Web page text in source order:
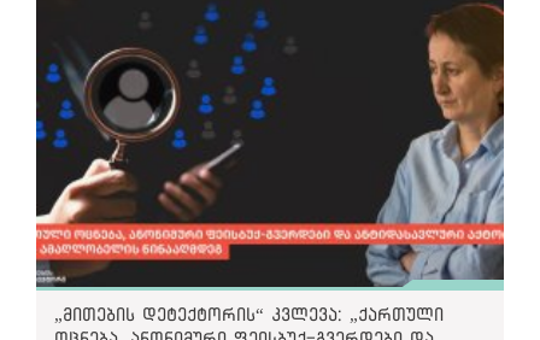
„მითების დეტექტორის“ კვლევა: „ქართული